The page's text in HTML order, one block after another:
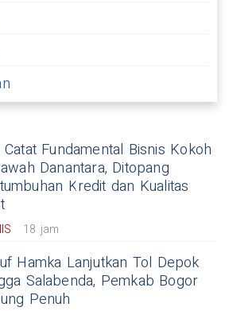
Catat Fundamental Bisnis Kokoh
Danantara, Ditopang
Kredit dan Kualitas
18 jam
Hamka Lanjutkan Tol Depok
Salabenda, Pemkab Bogor
Penuh